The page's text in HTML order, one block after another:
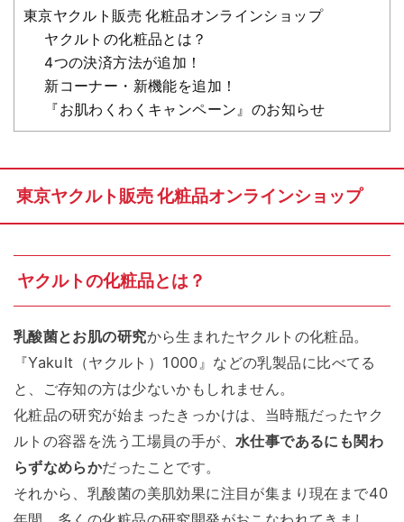
東京ヤクルト販売 化粧品オンラインショップ
ヤクルトの化粧品とは？
4つの決済方法が追加！
新コーナー・新機能を追加！
『お肌わくわくキャンペーン』のお知らせ
東京ヤクルト販売 化粧品オンラインショップ
ヤクルトの化粧品とは？
乳酸菌とお肌の研究から生まれたヤクルトの化粧品。
『Yakult（ヤクルト）1000』などの乳製品に比べてる
と、ご存知の方は少ないかもしれません。
化粧品の研究が始まったきっかけは、当時瓶だったヤク
ルトの容器を洗う工場員の手が、 水仕事であるにも関わ
らずなめらかだったことです。
それから、乳酸菌の美肌効果に注目が集まり現在まで40